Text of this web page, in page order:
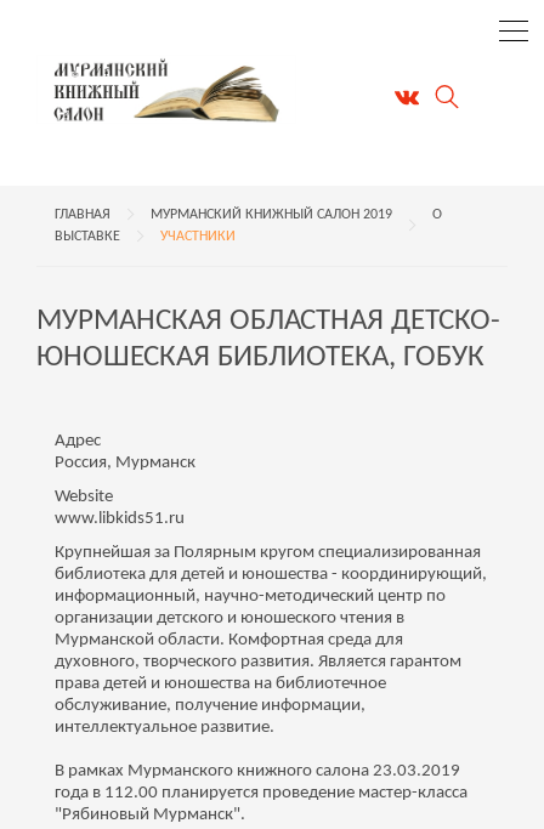
ГЛАВНАЯ МУРМАНСКИЙ КНИЖНЫЙ САЛОН 2019
О
ВЫСТАВКЕ
УЧАСТНИКИ
МУРМАНСКАЯ ОБЛАСТНАЯ ДЕТСКО-
ЮНОШЕСКАЯ БИБЛИОТЕКА, ГОБУК
Адрес
Россия, Мурманск
Website
www.libkids51.ru
Крупнейшая за Полярным кругом специализированная
библиотека для детей и юношества - координирующий,
информационный, научно-методический центр по
организации детского и юношеского чтения в
Мурманской области. Комфортная среда для
духовного, творческого развития. Является гарантом
права детей и юношества на библиотечное
обслуживание, получение информации,
интеллектуальное развитие.
В рамках Мурманского книжного салона 23.03.2019
года в 112.00 планируется проведение мастер-класса
"Рябиновый Мурманск".